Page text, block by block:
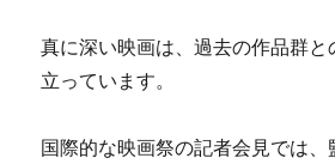
真に深い映画は、過去の作品群と
立っています。
国際的な映画祭の記者会見では、